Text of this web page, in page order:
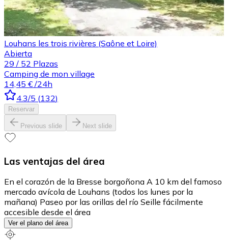
Louhans les trois rivières (Saône et Loire)
Abierta
29 / 52 Plazas
Camping de mon village
14,45 € /24h
4.3/5 (132)
Reservar
Previous slide Next slide
Las ventajas del área
En el corazón de la Bresse borgoñona A 10 km del famoso
mercado avícola de Louhans (todos los lunes por la
mañana) Paseo por las orillas del río Seille fácilmente
accesible desde el área
Ver el plano del área